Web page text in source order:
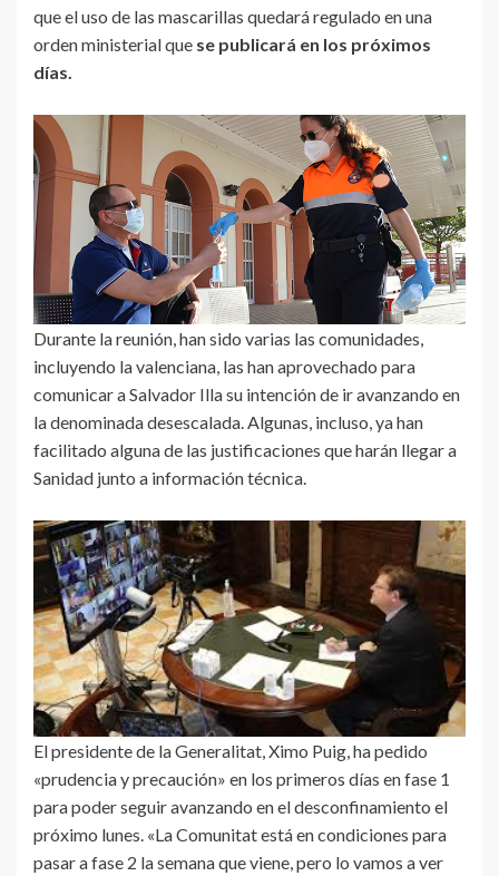
que el uso de las mascarillas quedará regulado en una
orden ministerial que se publicará en los próximos
días.
Durante la reunión, han sido varias las comunidades,
incluyendo la valenciana, las han aprovechado para
comunicar a Salvador Illa su intención de ir avanzando en
la denominada desescalada. Algunas, incluso, ya han
facilitado alguna de las justificaciones que harán llegar a
Sanidad junto a información técnica.
El presidente de la Generalitat, Ximo Puig, ha pedido
«prudencia y precaución» en los primeros días en fase 1
para poder seguir avanzando en el desconfinamiento el
próximo lunes. «La Comunitat está en condiciones para
pasar a fase 2 la semana que viene, pero lo vamos a ver